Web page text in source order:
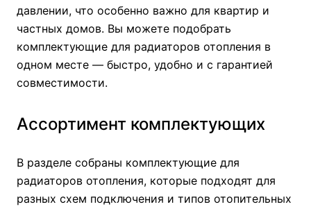
давлении, что особенно важно для квартир и
частных домов. Вы можете подобрать
комплектующие для радиаторов отопления в
одном месте — быстро, удобно и с гарантией
совместимости.
Ассортимент комплектующих
В разделе собраны комплектующие для
радиаторов отопления, которые подходят для
разных схем подключения и типов отопительных